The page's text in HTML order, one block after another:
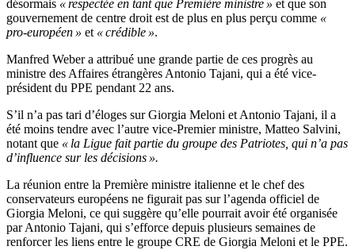
désormais « respectée en tant que Première ministre » et que son
gouvernement de centre droit est de plus en plus perçu comme «
pro-européen » et « crédible ».
Manfred Weber a attribué une grande partie de ces progrès au
ministre des Affaires étrangères Antonio Tajani, qui a été vice-
président du PPE pendant 22 ans.
S’il n’a pas tari d’éloges sur Giorgia Meloni et Antonio Tajani, il a
été moins tendre avec l’autre vice-Premier ministre, Matteo Salvini,
notant que « la Ligue fait partie du groupe des Patriotes, qui n’a pas
d’influence sur les décisions ».
La réunion entre la Première ministre italienne et le chef des
conservateurs européens ne figurait pas sur l’agenda officiel de
Giorgia Meloni, ce qui suggère qu’elle pourrait avoir été organisée
par Antonio Tajani, qui s’efforce depuis plusieurs semaines de
renforcer les liens entre le groupe CRE de Giorgia Meloni et le PPE.